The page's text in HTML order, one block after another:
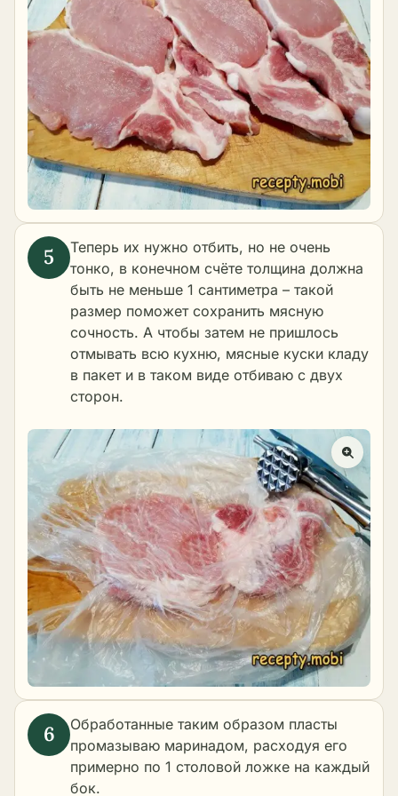
Теперь их нужно отбить, но не очень
тонко, в конечном счёте толщина должна
быть не меньше 1 сантиметра – такой
размер поможет сохранить мясную
сочность. А чтобы затем не пришлось
отмывать всю кухню, мясные куски кладу
в пакет и в таком виде отбиваю с двух
сторон.
Обработанные таким образом пласты
промазываю маринадом, расходуя его
примерно по 1 столовой ложке на каждый
бок.